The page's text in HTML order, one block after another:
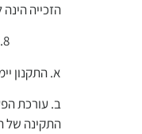
הזכייה
א. התקנון
ב. עורכת
התקינה של